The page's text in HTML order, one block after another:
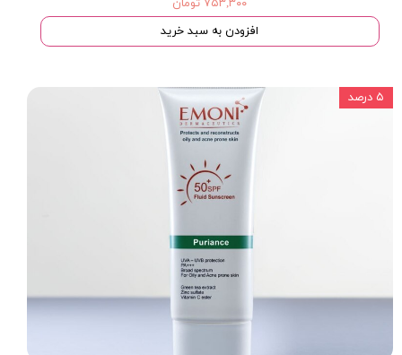
۷۵۳,۳۰۰ تومان
افزودن به سبد خرید
۵ درصد